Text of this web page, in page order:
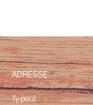
ADRESSE
Ty poul